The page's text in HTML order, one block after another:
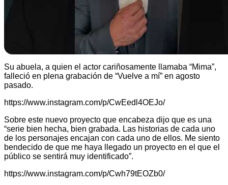
Su abuela, a quien el actor cariñosamente llamaba “Mima”,
falleció en plena grabación de “Vuelve a mí” en agosto
pasado.
https://www.instagram.com/p/CwEedl4OEJo/
Sobre este nuevo proyecto que encabeza dijo que es una
“serie bien hecha, bien grabada. Las historias de cada uno
de los personajes encajan con cada uno de ellos. Me siento
bendecido de que me haya llegado un proyecto en el que el
público se sentirá muy identificado”.
https://www.instagram.com/p/Cwh79tEOZb0/